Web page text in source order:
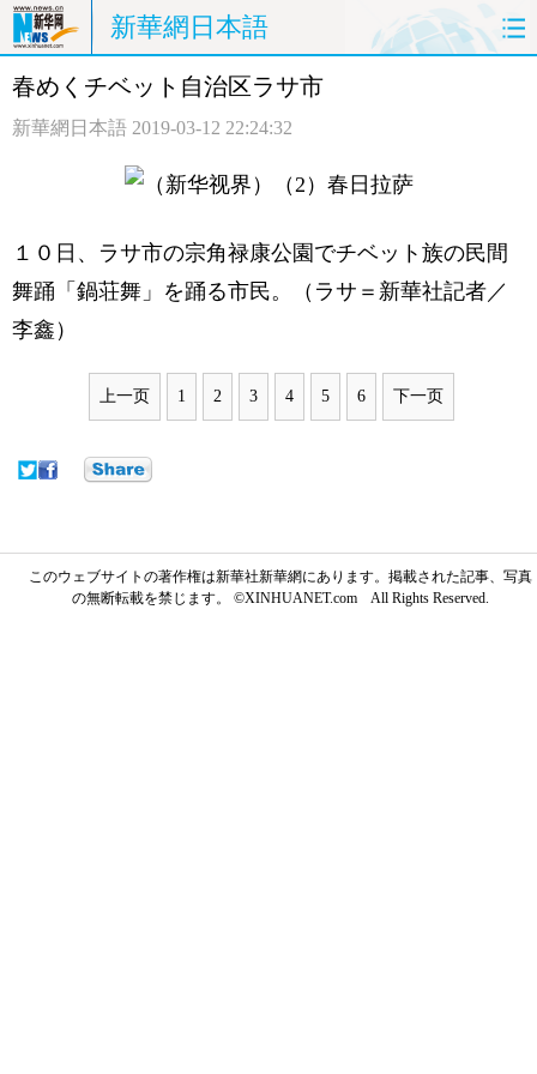
新華網日本語
ホームページ 政治
春めくチベット自治区ラサ市
新華網日本語 2019-03-12 22:24:32
１０日、ラサ市の宗角禄康公園でチベット族の民間
舞踊「鍋荘舞」を踊る市民。（ラサ＝新華社記者／
李鑫）
上一页 1 2 3 4 5 6 下一页
このウェブサイトの著作権は新華社新華網にあります。掲載された記事、写真
の無断転載を禁じます。 ©XINHUANET.com All Rights Reserved.